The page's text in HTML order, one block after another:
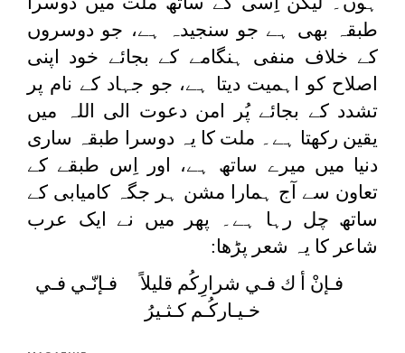
طبقہ بھی ہے جو سنجیدہ ہے، جو دوسروں
کے خلاف منفی ہنگامے کے بجائے خود اپنی
اصلاح کو اہمیت دیتا ہے، جو جہاد کے نام پر
تشدد کے بجائے پُر امن دعوت الی اللہ میں
یقین رکھتا ہے۔ ملت کا یہ دوسرا طبقہ ساری
دنیا میں میرے ساتھ ہے، اور اِس طبقے کے
تعاون سے آج ہمارا مشن ہر جگہ کامیابی کے
ساتھ چل رہا ہے۔ پھر میں نے ایک عرب
شاعر کا یہ شعر پڑھا:
فـإنْ أ ك فـي شرارِكُم قليلاً فـإنّـي فـي
خـيـاركُـم كـثـيرُ